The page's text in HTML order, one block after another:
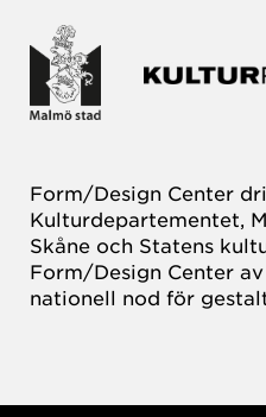
Form/Design Center
Kulturdepartementet,
Skåne och Statens
Form/Design Center
nationell nod för